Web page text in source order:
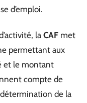
d’emploi.
la CAF met
permettant aux
et le montant
compte de
de la